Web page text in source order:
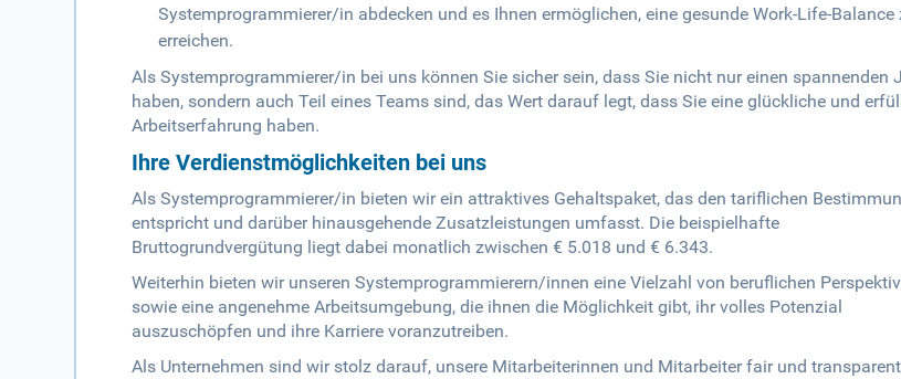
Systemprogrammierer/in abdecken und es Ihnen ermöglichen, eine gesunde Work-Life-Balance
erreichen.
Als Systemprogrammierer/in bei uns können Sie sicher sein, dass Sie nicht nur einen spannenden
haben, sondern auch Teil eines Teams sind, das Wert darauf legt, dass Sie eine glückliche und
Arbeitserfahrung haben.
Ihre Verdienstmöglichkeiten bei uns
Als Systemprogrammierer/in bieten wir ein attraktives Gehaltspaket, das den tariflichen
entspricht und darüber hinausgehende Zusatzleistungen umfasst. Die beispielhafte
Bruttogrundvergütung liegt dabei monatlich zwischen € 5.018 und € 6.343.
Weiterhin bieten wir unseren Systemprogrammierern/innen eine Vielzahl von beruflichen
sowie eine angenehme Arbeitsumgebung, die ihnen die Möglichkeit gibt, ihr volles Potenzial
auszuschöpfen und ihre Karriere voranzutreiben.
Als Unternehmen sind wir stolz darauf, unsere Mitarbeiterinnen und Mitarbeiter fair und